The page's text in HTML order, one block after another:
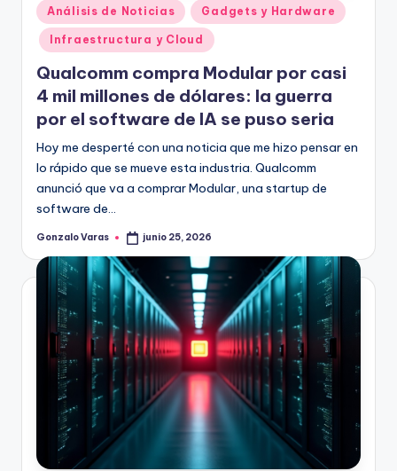
Publicado
en
Análisis de Noticias Gadgets y Hardware
Infraestructura y Cloud
Qualcomm compra Modular por casi
4 mil millones de dólares: la guerra
por el software de IA se puso seria
Hoy me desperté con una noticia que me hizo pensar en
lo rápido que se mueve esta industria. Qualcomm
anunció que va a comprar Modular, una startup de
software de…
Publicado
Gonzalo Varas junio 25, 2026